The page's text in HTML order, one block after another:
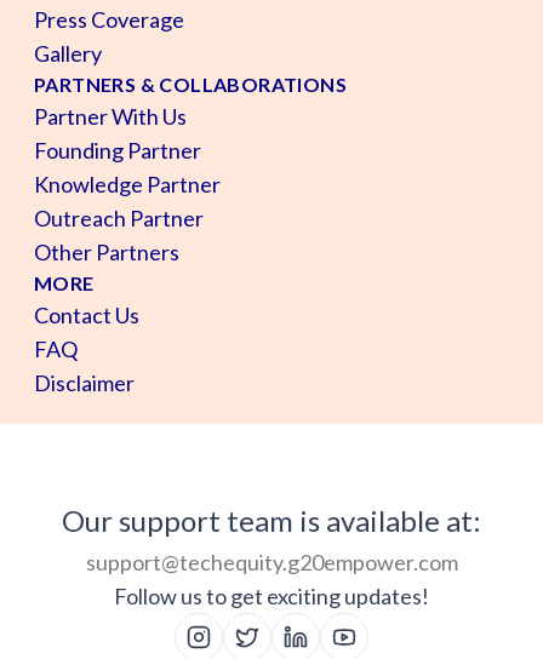
Press Coverage
Gallery
PARTNERS & COLLABORATIONS
Partner With Us
Founding Partner
Knowledge Partner
Outreach Partner
Other Partners
MORE
Contact Us
FAQ
Disclaimer
Our support team is available at:
support@techequity.g20empower.com
Follow us to get exciting updates!